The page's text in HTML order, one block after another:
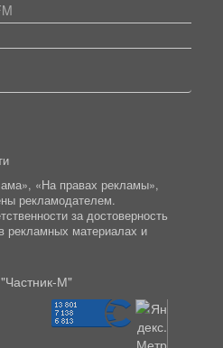
«На правах рекламы»,
рекламодателем.
за достоверность
материалах и
М"